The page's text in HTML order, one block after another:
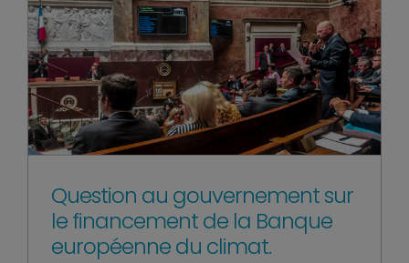
Question au gouvernement sur
le financement de la Banque
européenne du climat.